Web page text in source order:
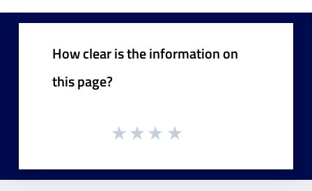
How clear is the information on
this page?